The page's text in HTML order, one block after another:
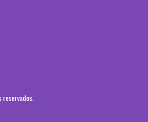
reservados.